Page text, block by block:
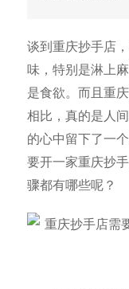
谈到重庆抄手店
味，特别是淋上
是食欲。而且重
相比，真的是人
的心中留下了一
要开一家重庆抄
骤都有哪些呢？